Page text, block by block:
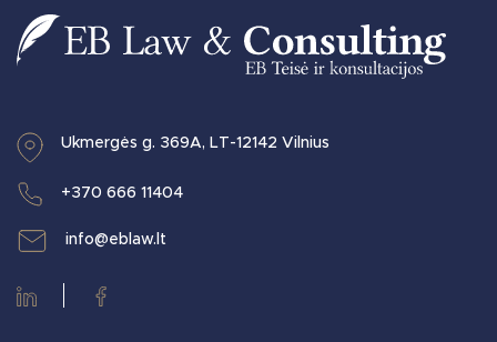
Ukmergės g. 369A, LT-12142 Vilnius
+370 666 11404
info@eblaw.lt